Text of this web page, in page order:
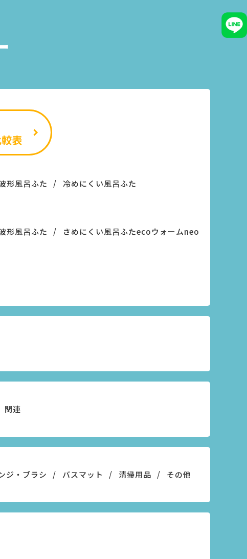
形風呂ふた 冷めにくい風呂ふた
形風呂ふた さめにくい風呂ふたecoウォームneo
関連
ジ・ブラシ バスマット 清掃用品 その他